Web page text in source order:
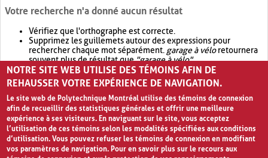
Votre recherche n'a donné aucun résultat
Vérifiez que l'orthographe est correcte.
Supprimez les guillemets autour des expressions pour
rechercher chaque mot séparément. garage à véloretournera
souvent plus de résultat que"garage à vélo".
Envisagez d'élargir votre recherche avec OR.garage OR vélo
retournera souvent plus de résultat quegarage à vélo
NOTRE SITE WEB UTILISE DES TÉMOINS AFIN DE
REHAUSSER VOTRE EXPÉRIENCE DE NAVIGATION.
Le site web de Polytechnique Montréal utilise des témoins de connexion
afin de recueillir des statistiques générales et offrir une meilleure
expérience à ses visiteurs. En naviguant sur le site, vous acceptez
l’utilisation de ces témoins selon les modalités spécifiées aux conditions
d’utilisation. Vous pouvez refuser les témoins de connexion en modifiant
vos paramètres de navigation. Pour en savoir plus sur le recours aux